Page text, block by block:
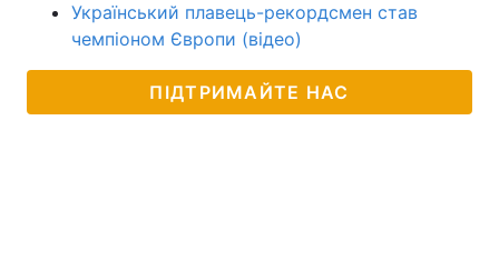
Український плавець-рекордсмен став
чемпіоном Європи (відео)
ПІДТРИМАЙТЕ НАС